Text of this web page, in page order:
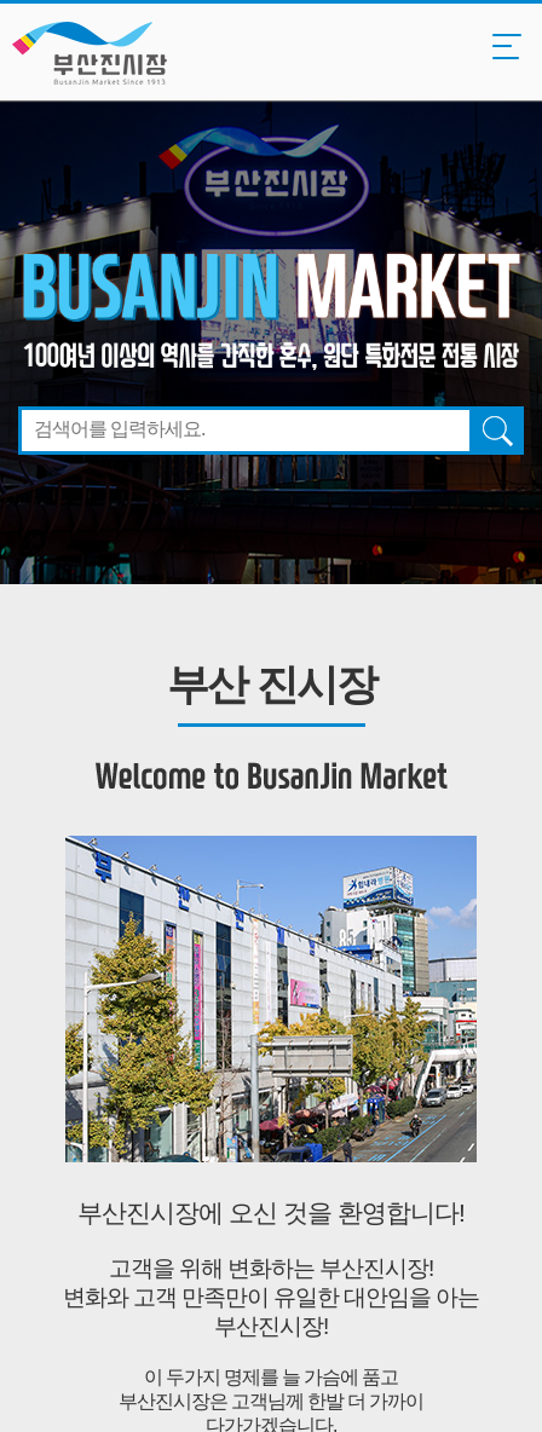
부산 진시장
부산진시장에 오신 것을 환영합니다!
고객을 위해 변화하는 부산진시장!
변화와 고객 만족만이 유일한 대안임을 아는
부산진시장!
이 두가지 명제를 늘 가슴에 품고
부산진시장은 고객님께 한발 더 가까이
다가가겠습니다.